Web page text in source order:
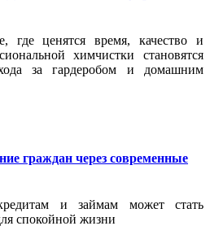
где ценятся время, качество и
химчистки становятся
за гардеробом и домашним
граждан через современные
и займам может стать
спокойной жизни